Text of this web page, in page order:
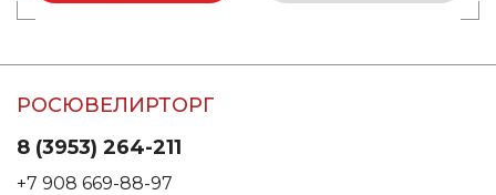
РОСЮВЕЛИРТОРГ
8 (3953) 264-211
+7 908 669-88-97